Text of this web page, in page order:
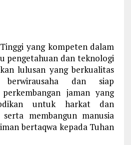
yang kompeten dalam
pengetahuan dan teknologi
lulusan yang berkualitas
dan siap
jaman yang
untuk harkat dan
membangun manusia
bertaqwa kepada Tuhan